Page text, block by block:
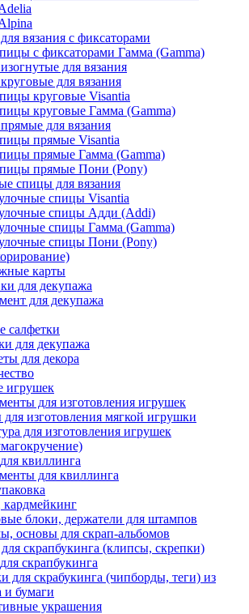
вязания с фиксаторами
с фиксаторами Гамма (Gamma)
для вязания
для вязания
круговые Visantia
круговые Гамма (Gamma)
для вязания
прямые Visantia
прямые Гамма (Gamma)
прямые Пони (Pony)
спицы для вязания
спицы Visantia
спицы Адди (Addi)
спицы Гамма (Gamma)
спицы Пони (Pony)
карты
для декупажа
для декупажа
салфетки
для декупажа
для декора
игрушек
для изготовления игрушек
изготовления мягкой игрушки
для изготовления игрушек
квиллинга
для квиллинга
кардмейкинг
блоки, держатели для штампов
основы для скрап-альбомов
скрапбукинга (клипсы, скрепки)
скрапбукинга
для скрабукинга (чипборды, теги) из
и бумаги
украшения